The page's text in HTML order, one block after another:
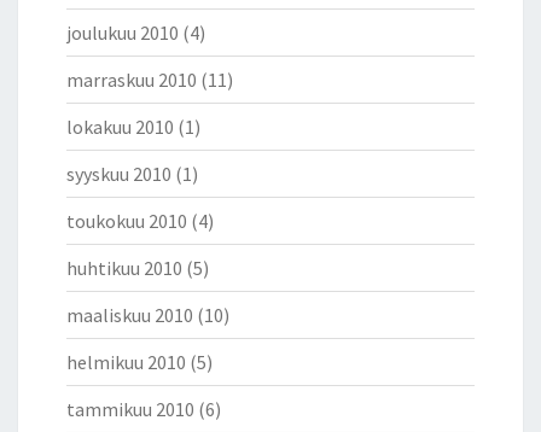
joulukuu 2010 (4)
marraskuu 2010 (11)
lokakuu 2010 (1)
syyskuu 2010 (1)
toukokuu 2010 (4)
huhtikuu 2010 (5)
maaliskuu 2010 (10)
helmikuu 2010 (5)
tammikuu 2010 (6)